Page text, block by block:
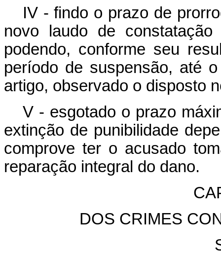
IV - findo o prazo de
novo laudo de
podendo, conforme seu
período de suspensão, até
artigo, observado o disposto
V - esgotado o prazo
extinção de punibilidade
comprove ter o acusado
reparação integral do dano.
DOS CRIMES